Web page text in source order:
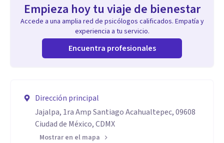
Empieza hoy tu viaje de bienestar
Accede a una amplia red de psicólogos calificados. Empatía y
experiencia a tu servicio.
Encuentra profesionales
Dirección principal
Jajalpa, 1ra Amp Santiago Acahualtepec, 09608
Ciudad de México, CDMX
Mostrar en el mapa